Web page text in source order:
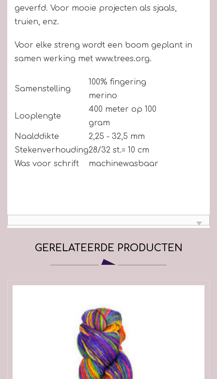
geverfd. Voor mooie projecten als sjaals,
truien, enz.
Voor elke streng wordt een boom geplant in
samen werking met www.trees.org.
Samenstelling
100% fingering
merino
Looplengte
400 meter op 100
gram
Naalddikte
2,25 - 32,5 mm
Stekenverhouding28/32 st.= 10 cm
Was voor schrift
machinewasbaar
GERELATEERDE PRODUCTEN